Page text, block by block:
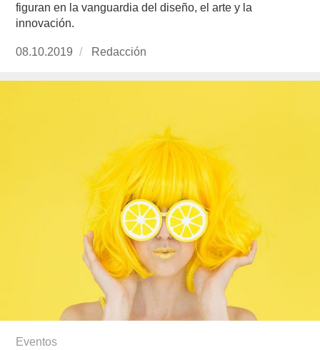
figuran en la vanguardia del diseño, el arte y la
innovación.
Publicado
08.10.2019 https://www.experimenta.es/author/redaccion/
Redacción
Eventos